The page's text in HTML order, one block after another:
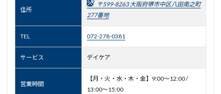
住所
〒599-8263 大阪府堺市中区八田南之町
277番地
TEL 072-278-0381
サービス デイケア
営業時間
【月・火・水・木・金】9:00～12:00 /
13:00～15:00